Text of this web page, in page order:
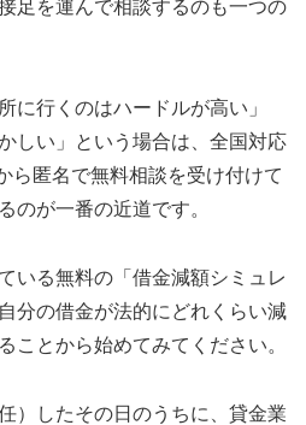
足を運んで相談するのも一つの
に行くのはハードルが高い」
しい」という場合は、全国対応
ら匿名で無料相談を受け付けて
のが一番の近道です。
いる無料の「借金減額シミュレ
分の借金が法的にどれくらい減
ことから始めてみてください。
）したその日のうちに、貸金業